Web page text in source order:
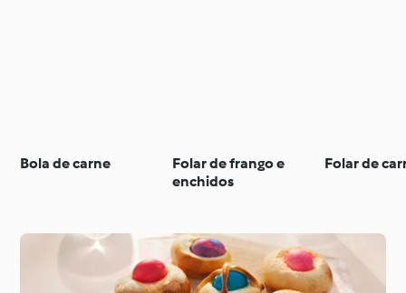
Bola de carne
Folar de frango e
enchidos
Folar de